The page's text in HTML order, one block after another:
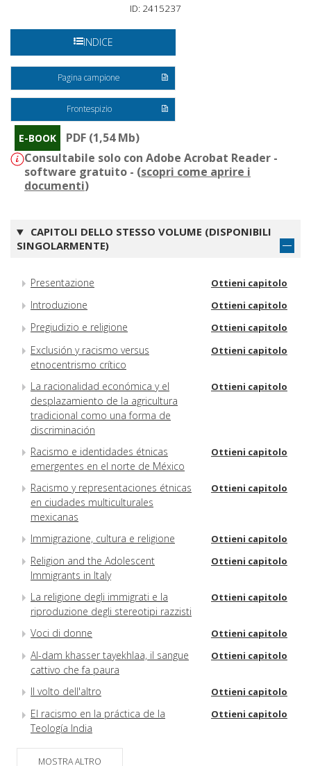
ID: 2415237
INDICE
Pagina campione
Frontespizio
E-BOOK
PDF (1,54 Mb)
Consultabile solo con Adobe Acrobat Reader -
software gratuito - (scopri come aprire i
documenti)
CAPITOLI DELLO STESSO VOLUME (DISPONIBILI
SINGOLARMENTE)
Presentazione Ottieni capitolo
Introduzione Ottieni capitolo
Pregiudizio e religione Ottieni capitolo
Exclusión y racismo versus
etnocentrismo crítico
Ottieni capitolo
La racionalidad económica y el
desplazamiento de la agricultura
tradicional como una forma de
discriminación
Ottieni capitolo
Racismo e identidades étnicas
emergentes en el norte de México
Ottieni capitolo
Racismo y representaciones étnicas
en ciudades multiculturales
mexicanas
Ottieni capitolo
Immigrazione, cultura e religione Ottieni capitolo
Religion and the Adolescent
Immigrants in Italy
Ottieni capitolo
La religione degli immigrati e la
riproduzione degli stereotipi razzisti
Ottieni capitolo
Voci di donne Ottieni capitolo
Al-dam khasser tayekhlaa, il sangue
cattivo che fa paura
Ottieni capitolo
Il volto dell'altro Ottieni capitolo
El racismo en la práctica de la
Teología India
Ottieni capitolo
Le identità religiose e il lavoro
MOSTRA ALTRO